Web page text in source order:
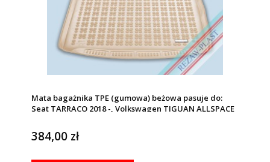
Mata bagażnika TPE (gumowa) beżowa pasuje do:
Seat TARRACO 2018 -, Volkswagen TIGUAN ALLSPACE
384,00 zł